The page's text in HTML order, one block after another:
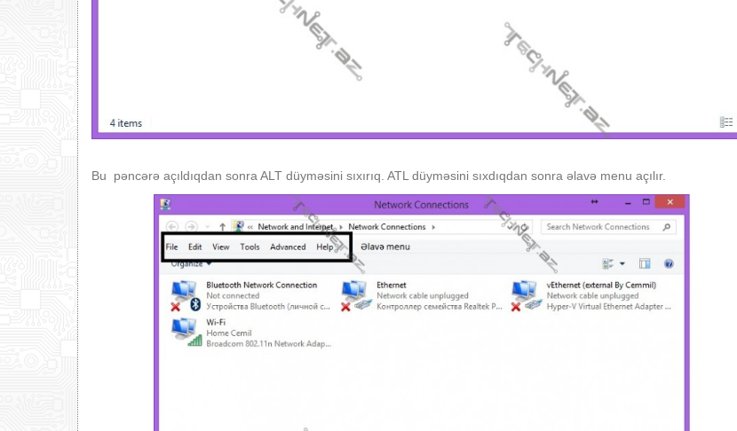
Bu pəncərə açıldıqdan sonra ALT düyməsini sıxırıq. ATL düyməsini sıxdıqdan sonra əlavə menu açılır.